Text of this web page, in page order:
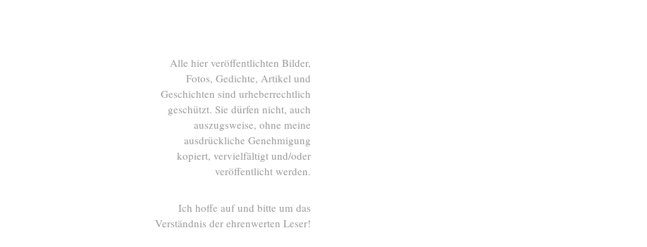
Alle hier veröffentlichten Bilder,
Fotos, Gedichte, Artikel und
Geschichten sind urheberrechtlich
geschützt. Sie dürfen nicht, auch
auszugsweise, ohne meine
ausdrückliche Genehmigung
kopiert, vervielfältigt und/oder
veröffentlicht werden.
Ich hoffe auf und bitte um das
Verständnis der ehrenwerten Leser!